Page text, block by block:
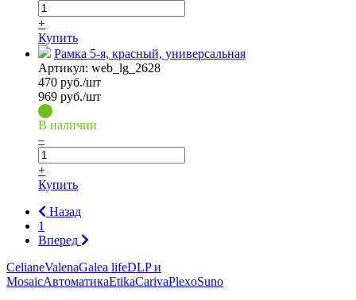
+
Купить
Рамка 5-я, красный, универсальная
Артикул: web_lg_2628
470 руб./шт
969 руб./шт
В наличии
–
+
Купить
Назад
1
Вперед
CelianeValenaGalea lifeDLP и
MosaicАвтоматикаEtikaCarivaPlexoSuno